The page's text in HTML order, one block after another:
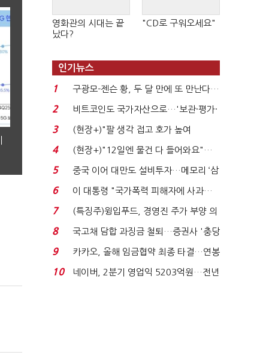
영화관의 시대는 끝
났다?
"CD로 구워오세요"
인기뉴스
1
구광모-젠슨 황, 두 달 만에 또 만난다…
로봇·AI 등 논...
2
비트코인도 국가자산으로…'보관·평가·
처분' 기준은 ...
3
(현장+)"팔 생각 접고 호가 높여
요"…'덜 똘똘한 한 채' 20...
4
(현장+)"12일엔 물건 다 들어와요"…
빈 매대 채우며 문 연 ...
5
중국 이어 대만도 설비투자…메모리 ‘삼
국전쟁’
6
이 대통령 "국가폭력 피해자에 사과…
적극적 조사로 진...
7
(특징주)윙입푸드, 경영진 주가 부양 의
지에 상한가...
8
국고채 담합 과징금 철퇴…증권사 '충당
금 폭탄' 우려...
9
카카오, 올해 임금협약 최종 타결…연봉
6.3% 인상·격려...
10
네이버, 2분기 영업익 5203억원…전년